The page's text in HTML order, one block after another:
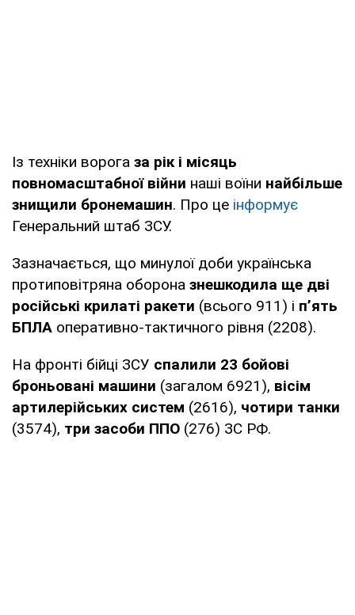
Із техніки ворога за рік і місяць
повномасштабної війни наші воїни найбільше
знищили бронемашин. Про це інформує
Генеральний штаб ЗСУ.
Зазначається, що минулої доби українська
протиповітряна оборона знешкодила ще дві
російські крилаті ракети (всього 911) і п’ять
БПЛА оперативно-тактичного рівня (2208).
На фронті бійці ЗСУ спалили 23 бойові
броньовані машини (загалом 6921), вісім
артилерійських систем (2616), чотири танки
(3574), три засоби ППО (276) ЗС РФ.